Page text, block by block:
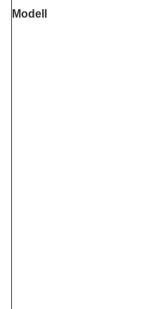
Modell